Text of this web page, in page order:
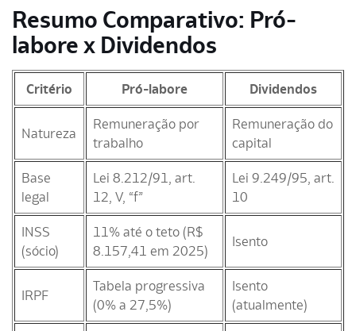
Resumo Comparativo: Pró-
labore x Dividendos
Critério Pró-labore Dividendos
Natureza
Remuneração por
trabalho
Remuneração do
capital
Base
legal
Lei 8.212/91, art.
12, V, “f”
Lei 9.249/95, art.
10
INSS
(sócio)
11% até o teto (R$
8.157,41 em 2025)
Isento
IRPF
Tabela progressiva
(0% a 27,5%)
Isento
(atualmente)